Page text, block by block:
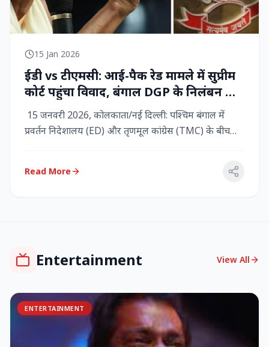
15 Jan 2026
ईडी vs टीएमसी: आई-पैक रेड मामले में सुप्रीम
कोर्ट पहुंचा विवाद, बंगाल DGP के निलंबन की
मांग, कलकत्ता हाईकोर्ट में CBI छापेमारी
15 जनवरी 2026, कोलकाता/नई दिल्ली: पश्चिम बंगाल में
प्रवर्तन निदेशालय (ED) और तृणमूल कांग्रेस (TMC) के बीच
Read More
Entertainment View All
ENTERTAINMENT